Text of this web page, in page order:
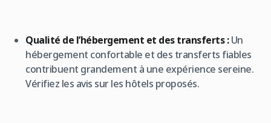
Qualité de l’hébergement et des transferts :Un
hébergement confortable et des transferts fiables
contribuent grandement à une expérience sereine.
Vérifiez les avis sur les hôtels proposés.